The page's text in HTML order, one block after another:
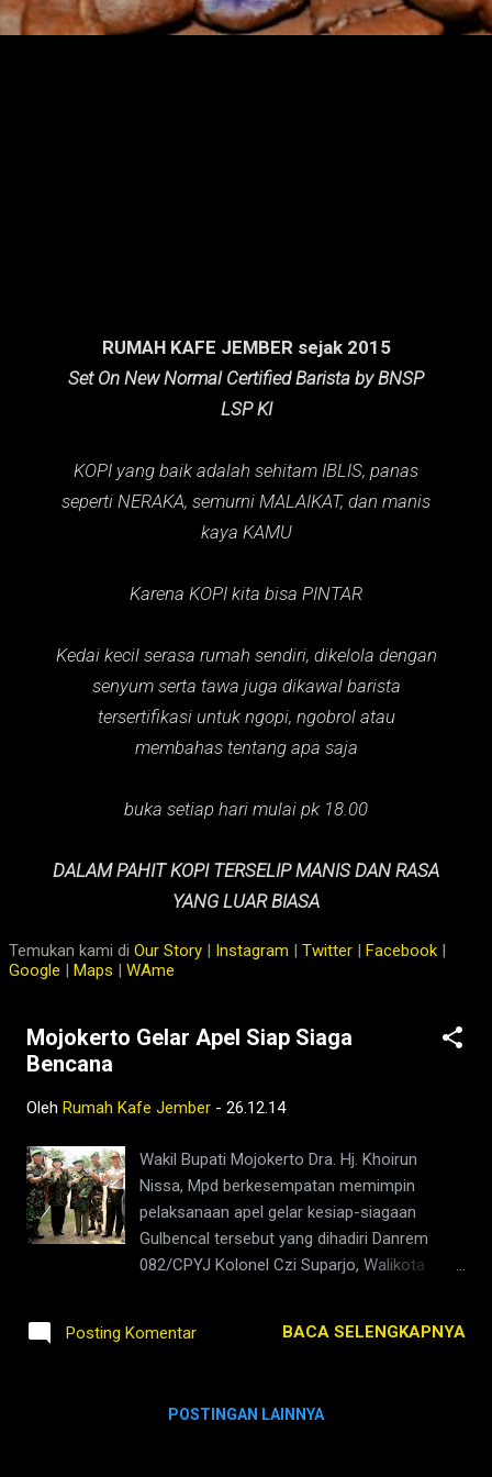
n
g
RUMAH KAFE JEMBER sejak 2015
Set On New Normal Certified Barista by BNSP
LSP KI
KOPI yang baik adalah sehitam IBLIS, panas
seperti NERAKA, semurni MALAIKAT, dan manis
kaya KAMU
Karena KOPI kita bisa PINTAR
Kedai kecil serasa rumah sendiri, dikelola dengan
senyum serta tawa juga dikawal barista
tersertifikasi untuk ngopi, ngobrol atau
membahas tentang apa saja
buka setiap hari mulai pk 18.00
DALAM PAHIT KOPI TERSELIP MANIS DAN RASA
YANG LUAR BIASA
Temukan kami di Our Story | Instagram | Twitter | Facebook |
Google | Maps | WAme
Mojokerto Gelar Apel Siap Siaga
Bencana
Oleh Rumah Kafe Jember - 26.12.14
Wakil Bupati Mojokerto Dra. Hj. Khoirun
Nissa, Mpd berkesempatan memimpin
pelaksanaan apel gelar kesiap-siagaan
Gulbencal tersebut yang dihadiri Danrem
082/CPYJ Kolonel Czi Suparjo, Walikota
Sri Handoyo, Kapolresta Mojokerto AKBP Wiji
Musim penghujan memang telah berjalan
Posting Komentar BACA SELENGKAPNYA
POSTINGAN LAINNYA